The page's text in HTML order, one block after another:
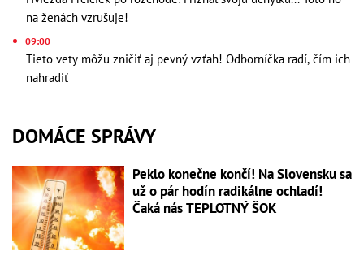
na ženách vzrušuje!
09:00
Tieto vety môžu zničiť aj pevný vzťah! Odborníčka radí, čím ich
nahradiť
DOMÁCE SPRÁVY
Peklo konečne končí! Na Slovensku sa
už o pár hodín radikálne ochladí!
Čaká nás TEPLOTNÝ ŠOK